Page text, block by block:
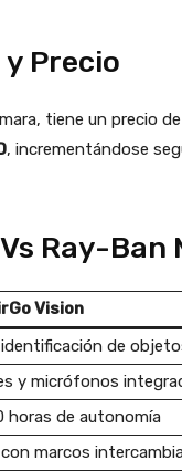
Precio
tiene un precio de
, incrementándose
Ray-Ban
Vision
de
y micrófonos
horas de autonomía
marcos